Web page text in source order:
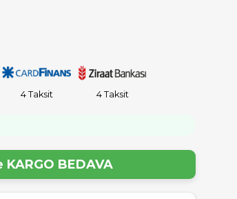
4 Taksit 4 Taksit
KARGO BEDAVA